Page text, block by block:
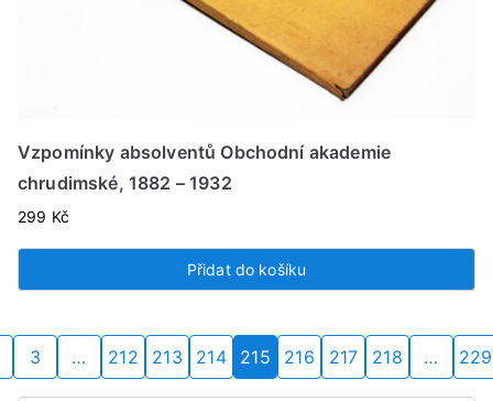
Vzpomínky absolventů Obchodní akademie
chrudimské, 1882 – 1932
299 Kč
Přidat do košíku
3 … 212 213 214 215 216 217 218 … 229